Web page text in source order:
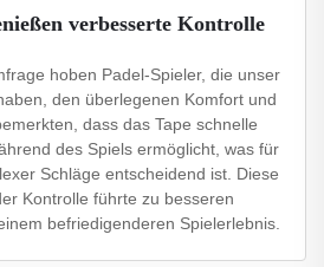
verbesserte Kontrolle
hoben Padel-Spieler, die unser
den überlegenen Komfort und
dass das Tape schnelle
des Spiels ermöglicht, was für
Schläge entscheidend ist. Diese
Kontrolle führte zu besseren
befriedigenderen Spielerlebnis.